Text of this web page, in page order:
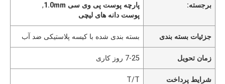
برجسته:
پارچه پوست پی وی سی 1.0mm
,
پوست دانه های لیچی
جزئیات بسته بندی بسته بندی شده با کیسه پلاستیکی ضد آب
زمان تحویل 7-25 روز کاری
شرایط پرداخت T/T